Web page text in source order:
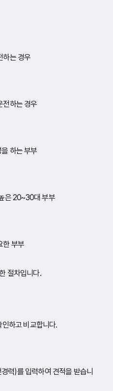
하는 경우
전하는 경우
하는 부부
은 20~30대 부부
한 부부
절차입니다.
하고 비교합니다.
력)를 입력하여 견적을 받습니